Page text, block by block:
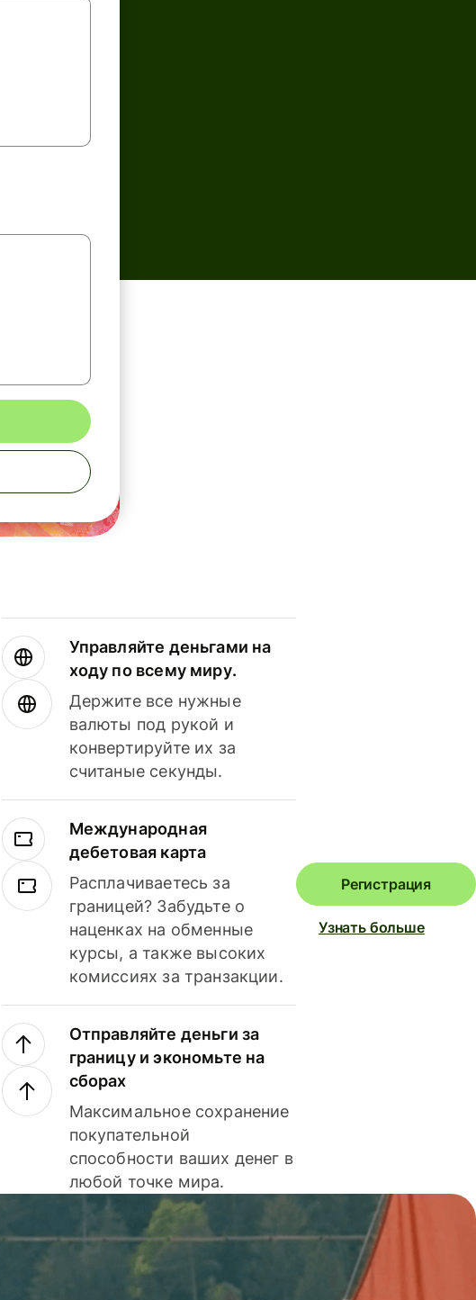
Управляйте деньгами на
ходу по всему миру.
Держите все нужные
валюты под рукой и
конвертируйте их за
считаные секунды.
Международная
дебетовая карта
Расплачиваетесь за
границей? Забудьте о
наценках на обменные
курсы, а также высоких
комиссиях за транзакции.
Отправляйте деньги за
границу и экономьте на
сборах
Максимальное сохранение
покупательной
способности ваших денег в
любой точке мира.
Регистрация
Узнать больше